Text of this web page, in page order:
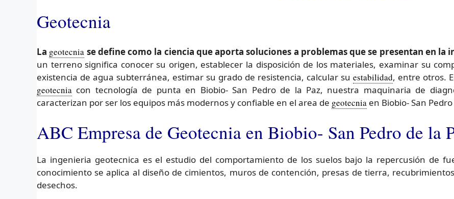
Geotecnia
La geotecnia se define como la ciencia que aporta soluciones a problemas que se presentan en la
un terreno significa conocer su origen, establecer la disposición de los materiales, examinar su
existencia de agua subterránea, estimar su grado de resistencia, calcular su estabilidad, entre otros.
geotecnia con tecnología de punta en Biobio- San Pedro de la Paz, nuestra maquinaria de
caracterizan por ser los equipos más modernos y confiable en el area de geotecnia en Biobio- San
ABC Empresa de Geotecnia en Biobio- San Pedro de la
La ingenieria geotecnica es el estudio del comportamiento de los suelos bajo la repercusión de
conocimiento se aplica al diseño de cimientos, muros de contención, presas de tierra,
desechos.